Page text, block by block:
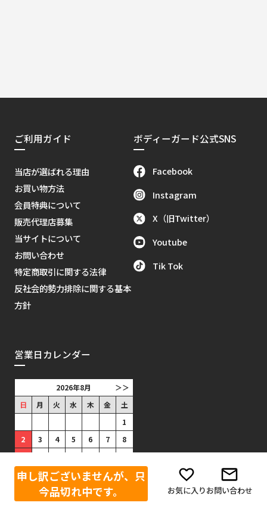
申し訳ございませんが、只
今品切れ中です。
お気に入りお問い合わせ
ご利用ガイド
当店が選ばれる理由
お買い物方法
会員特典について
販売代理店募集
当サイトについて
お問い合わせ
特定商取引に関する法律
反社会的勢力排除に関する基本
方針
ボディーガード公式SNS
Facebook
Instagram
X（旧Twitter）
Youtube
Tik Tok
営業日カレンダー
＞＞
2026年8月
日
月 火 水 木 金
土
1
2
3 4 5 6 7
8
16
17 18 19 20 21
22
24 25 26 27 28